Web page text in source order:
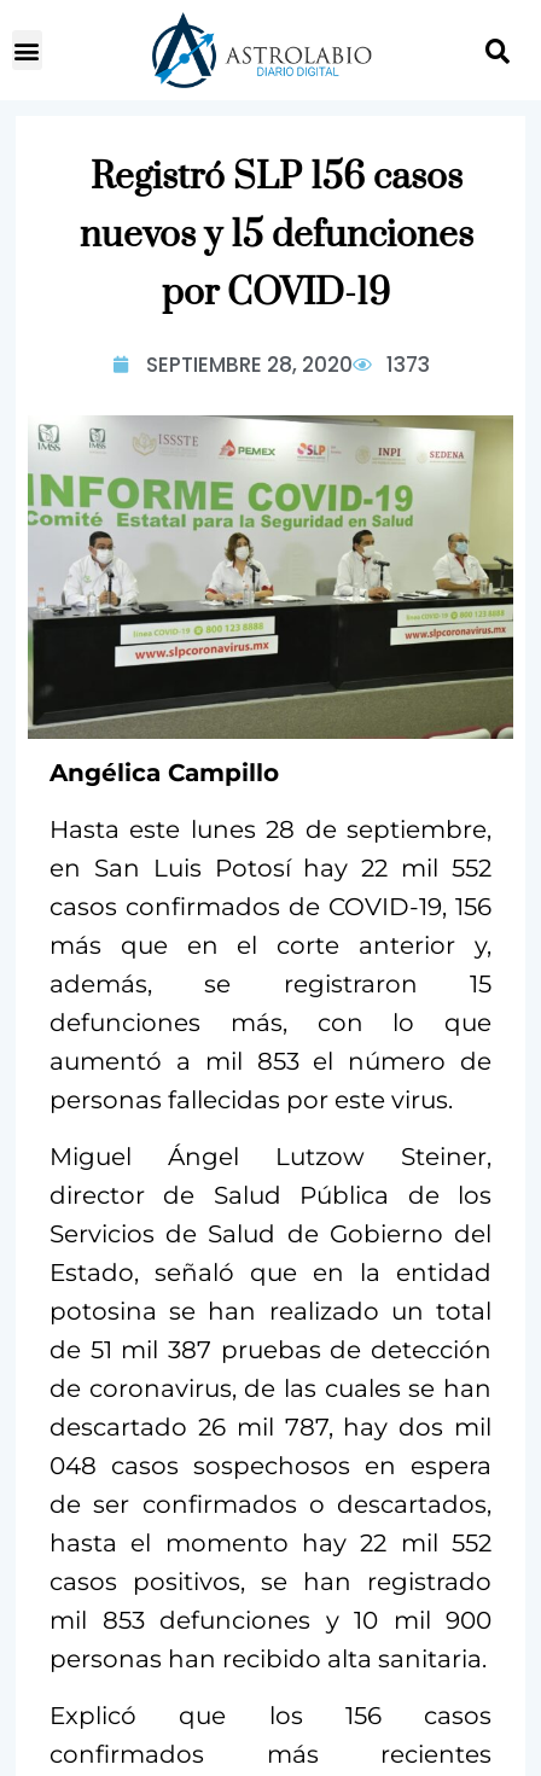
Registró SLP 156 casos
nuevos y 15 defunciones
por COVID-19
SEPTIEMBRE 28, 2020 1373
Angélica Campillo
Hasta este lunes 28 de septiembre,
en San Luis Potosí hay 22 mil 552
casos confirmados de COVID-19, 156
más que en el corte anterior y,
además, se registraron 15
defunciones más, con lo que
aumentó a mil 853 el número de
personas fallecidas por este virus.
Miguel Ángel Lutzow Steiner,
director de Salud Pública de los
Servicios de Salud de Gobierno del
Estado, señaló que en la entidad
potosina se han realizado un total
de 51 mil 387 pruebas de detección
de coronavirus, de las cuales se han
descartado 26 mil 787, hay dos mil
048 casos sospechosos en espera
de ser confirmados o descartados,
hasta el momento hay 22 mil 552
casos positivos, se han registrado
mil 853 defunciones y 10 mil 900
personas han recibido alta sanitaria.
Explicó que los 156 casos
confirmados más recientes